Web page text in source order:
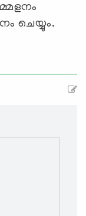
ചെയ്യും.